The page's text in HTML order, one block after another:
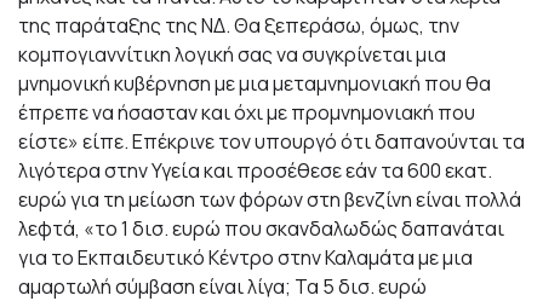
της παράταξης της ΝΔ. Θα ξεπεράσω, όμως, την
κομπογιαννίτικη λογική σας να συγκρίνεται μια
μνημονική κυβέρνηση με μια μεταμνημονιακή που θα
έπρεπε να ήσασταν και όχι με προμνημονιακή που
είστε» είπε. Επέκρινε τον υπουργό ότι δαπανούνται τα
λιγότερα στην Υγεία και προσέθεσε εάν τα 600 εκατ.
ευρώ για τη μείωση των φόρων στη βενζίνη είναι πολλά
λεφτά, «το 1 δισ. ευρώ που σκανδαλωδώς δαπανάται
για το Εκπαιδευτικό Κέντρο στην Καλαμάτα με μια
αμαρτωλή σύμβαση είναι λίγα; Τα 5 δισ. ευρώ